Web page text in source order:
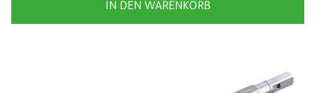
IN DEN WARENKORB